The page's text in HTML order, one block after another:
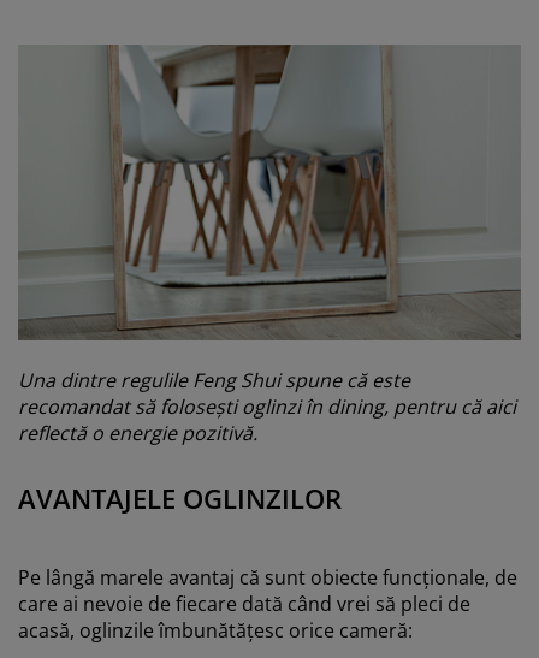
Una dintre regulile Feng Shui spune că este
recomandat să folosești oglinzi în dining, pentru că aici
reflectă o energie pozitivă.
AVANTAJELE OGLINZILOR
Pe lângă marele avantaj că sunt obiecte funcționale, de
care ai nevoie de fiecare dată când vrei să pleci de
acasă, oglinzile îmbunătățesc orice cameră: